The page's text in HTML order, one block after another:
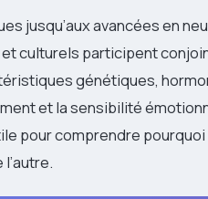
jusqu’aux avancées en
culturels participent
génétiques,
et la sensibilité
pour comprendre